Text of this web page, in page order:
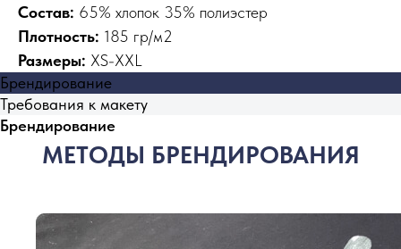
Состав: 65% хлопок 35% полиэстер
Плотность: 185 гр/м2
Размеры: XS-XXL
Брендирование
Требования к макету
Брендирование
МЕТОДЫ БРЕНДИРОВАНИЯ